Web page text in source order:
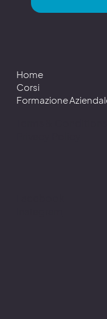
Home
Corsi
Formazione